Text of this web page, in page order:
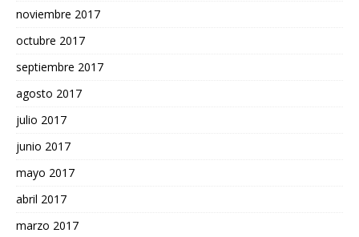
noviembre 2017
octubre 2017
septiembre 2017
agosto 2017
julio 2017
junio 2017
mayo 2017
abril 2017
marzo 2017